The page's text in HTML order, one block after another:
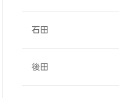
石田
後田